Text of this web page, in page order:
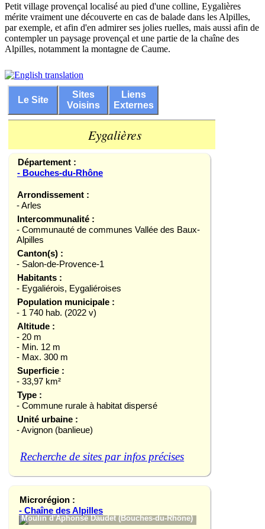
Petit village provençal localisé au pied d'une colline, Eygalières
mérite vraiment une découverte en cas de balade dans les Alpilles,
par exemple, et afin d'en admirer ses jolies ruelles, mais aussi afin de
contempler un paysage provençal et une partie de la chaîne des
Alpilles, notamment la montagne de Caume.
Le Site
Sites
Voisins
Liens
Externes
Eygalières
Département :
- Bouches-du-Rhône
Arrondissement :
- Arles
Intercommunalité :
- Communauté de communes Vallée des Baux-
Alpilles
Canton(s) :
- Salon-de-Provence-1
Habitants :
- Eygaliérois, Eygaliéroises
Population municipale :
- 1 740 hab. (2022 v)
Altitude :
- 20 m
- Min. 12 m
- Max. 300 m
Superficie :
- 33,97 km²
Type :
- Commune rurale à habitat dispersé
Unité urbaine :
- Avignon (banlieue)
Recherche de sites par infos précises
Microrégion :
- Chaîne des Alpilles
Moulin d'Aphonse Daudet (Bouches-du-Rhône)